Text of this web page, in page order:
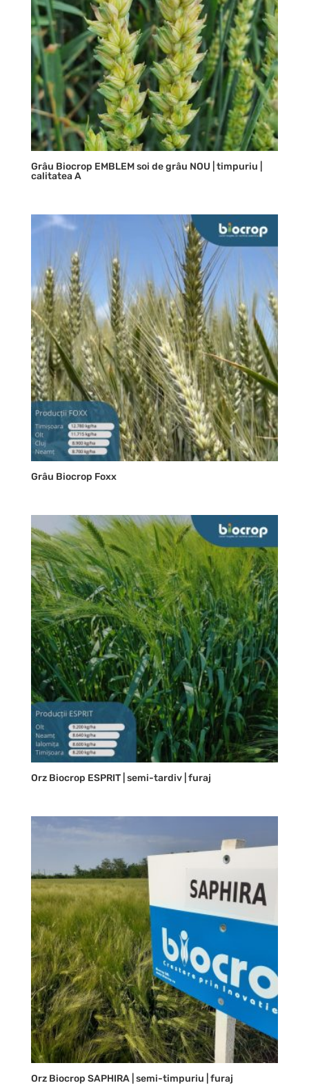
Grâu Biocrop EMBLEM soi de grâu NOU | timpuriu |
calitatea A
Grâu Biocrop Foxx
Orz Biocrop ESPRIT | semi-tardiv | furaj
Orz Biocrop SAPHIRA | semi-timpuriu | furaj